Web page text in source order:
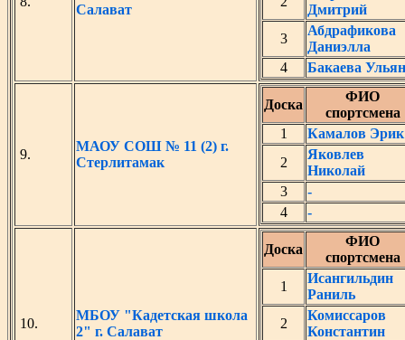
Салават
Дмитрий
3
Абдрафикова
Даниэлла
4
Бакаева
9.
МАОУ СОШ № 11 (2) г.
Стерлитамак
Доска
ФИО
спортсмена
1
Камалов Эрик
2
Яковлев
Николай
3
-
4
-
10.
МБОУ "Кадетская школа
2" г. Салават
Доска
ФИО
спортсмена
1
Исангильдин
Раниль
2
Комиссаров
Константин